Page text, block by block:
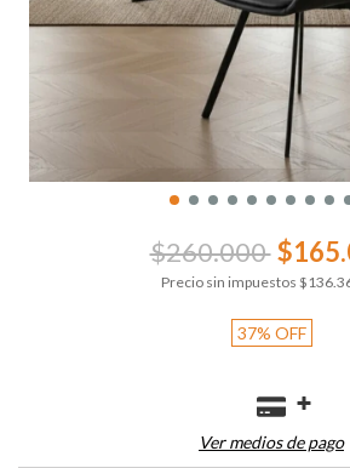
$260.000
Precio sin impuestos
37% OFF
Ver medios de pago